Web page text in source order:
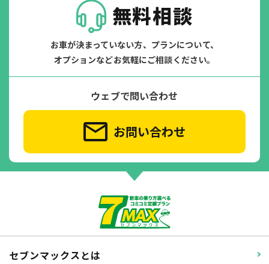
無料相談
お車が決まっていない方、プランについて、
オプションなどお気軽にご相談ください。
ウェブで問い合わせ
お問い合わせ
セブンマックスとは